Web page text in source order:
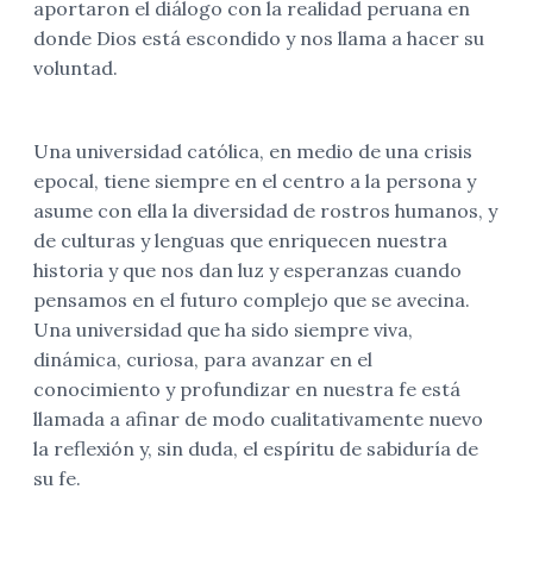
aportaron el diálogo con la realidad peruana en
donde Dios está escondido y nos llama a hacer su
voluntad.
Una universidad católica, en medio de una crisis
epocal, tiene siempre en el centro a la persona y
asume con ella la diversidad de rostros humanos, y
de culturas y lenguas que enriquecen nuestra
historia y que nos dan luz y esperanzas cuando
pensamos en el futuro complejo que se avecina.
Una universidad que ha sido siempre viva,
dinámica, curiosa, para avanzar en el
conocimiento y profundizar en nuestra fe está
llamada a afinar de modo cualitativamente nuevo
la reflexión y, sin duda, el espíritu de sabiduría de
su fe.